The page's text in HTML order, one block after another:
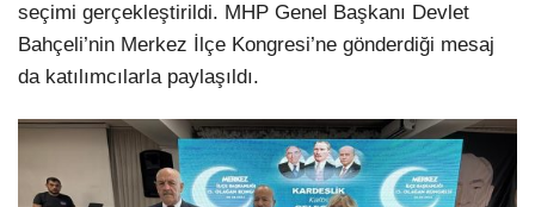
seçimi gerçekleştirildi. MHP Genel Başkanı Devlet
Bahçeli’nin Merkez İlçe Kongresi’ne gönderdiği mesaj
da katılımcılarla paylaşıldı.